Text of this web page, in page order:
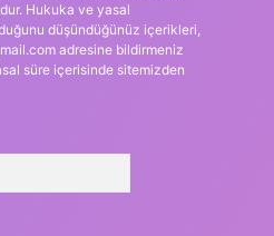
Hukuka ve yasal
düşündüğünüz içerikleri,
adresine bildirmeniz
süre içerisinde sitemizden